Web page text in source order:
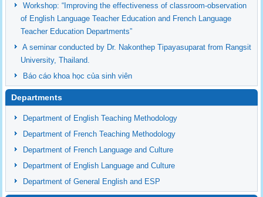
Workshop: “Improving the effectiveness of classroom-observation
of English Language Teacher Education and French Language
Teacher Education Departments”
A seminar conducted by Dr. Nakonthep Tipayasuparat from Rangsit
University, Thailand.
Báo cáo khoa học của sinh viên
Departments
Department of English Teaching Methodology
Department of French Teaching Methodology
Department of French Language and Culture
Department of English Language and Culture
Department of General English and ESP